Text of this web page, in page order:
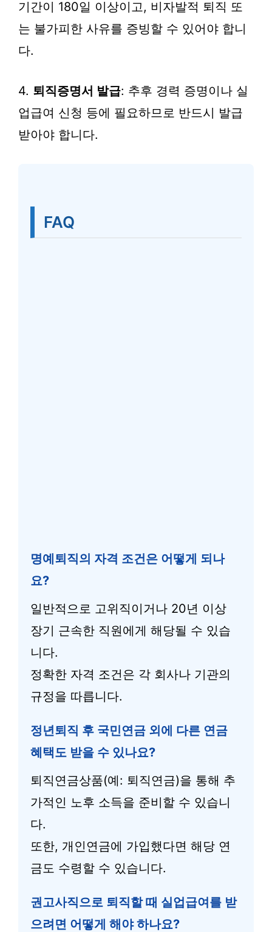
기간이 180일 이상이고, 비자발적 퇴직 또
는 불가피한 사유를 증빙할 수 있어야 합니
다.
4. 퇴직증명서 발급: 추후 경력 증명이나 실
업급여 신청 등에 필요하므로 반드시 발급
받아야 합니다.
FAQ
명예퇴직의 자격 조건은 어떻게 되나
요?
일반적으로 고위직이거나 20년 이상
장기 근속한 직원에게 해당될 수 있습
니다.
정확한 자격 조건은 각 회사나 기관의
규정을 따릅니다.
정년퇴직 후 국민연금 외에 다른 연금
혜택도 받을 수 있나요?
퇴직연금상품(예: 퇴직연금)을 통해 추
가적인 노후 소득을 준비할 수 있습니
다.
또한, 개인연금에 가입했다면 해당 연
금도 수령할 수 있습니다.
권고사직으로 퇴직할 때 실업급여를 받
으려면 어떻게 해야 하나요?